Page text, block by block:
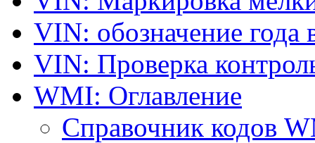
VIN: обозначение года
VIN: Проверка
WMI: Оглавление
Справочник кодов